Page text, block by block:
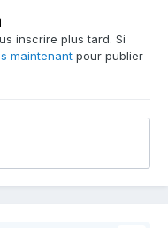
inscrire plus tard. Si
maintenant pour publier